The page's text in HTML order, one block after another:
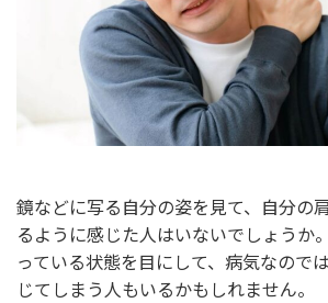
鏡などに写る自分の姿を見て、自分の
るように感じた人はいないでしょうか
っている状態を目にして、病気なので
じてしまう人もいるかもしれません。